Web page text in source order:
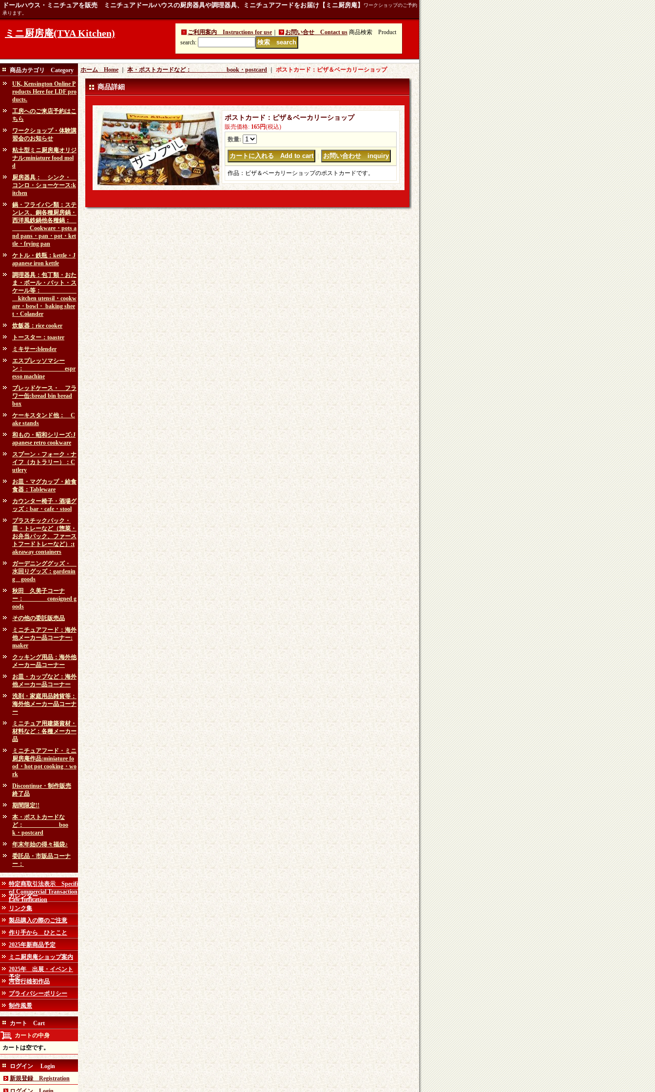
ドールハウス・ミニチュアを販売 ミニチュアドールハウスの厨房器具や調理器具、ミニチュアフードをお届け【ミニ厨房庵】
ワークショップのご予約
承ります。
ミニ厨房庵(TYA Kitchen) ご利用案内 Instructions for use お問い合せ Contact us 商品検索 Product
search:
商品カテゴリ Category
UK, Kensington Online P
roducts Here for LDF pro
ducts.
工房へのご来店予約はこ
ちら
ワークショップ・体験講
習会のお知らせ
粘土型ミニ厨房庵オリジ
ナル:miniature food mol
d
厨房器具： シンク・
コンロ・ショーケース:k
itchen
鍋・フライパン類：ステ
ンレス、銅各種厨房鍋・
西洋風鉄鍋他各種鍋：
Cookware・pots a
nd pans・pan・pot・ket
tle・frying pan
ケトル・鉄瓶：kettle・J
apanese iron kettle
調理器具：包丁類・おた
ま・ボール・バット・ス
ケール等：
kitchen utensil・cookw
are・bowl・ baking shee
t・Colander
炊飯器：rice cooker
トースター：toaster
ミキサー:blender
エスプレッソマシー
ン： espr
esso machine
ブレッドケース・ フラ
ワー缶:bread bin bread
box
ケーキスタンド他： C
ake stands
和もの・昭和シリーズ:J
apanese retro cookware
スプーン・フォーク・ナ
イフ（カトラリー）：C
utlery
お皿・マグカップ・給食
食器：Tableware
カウンター椅子・酒場グ
ッズ：bar・cafe・stool
プラスチックパック・
皿・トレーなど（惣菜・
お弁当パック、ファース
トフードトレーなど）:t
akeaway containers
ガーデニンググッズ・
水回りグッズ：gardenin
g goods
秋田 久美子コーナ
ー： consigned g
oods
その他の委託販売品
ミニチュアフード：海外
他メーカー品コーナー:
maker
クッキング用品：海外他
メーカー品コーナー
お皿・カップなど：海外
他メーカー品コーナー
洗剤・家庭用品雑貨等：
海外他メーカー品コーナ
ー
ミニチュア用建築資材・
材料など：各種メーカー
品
ミニチュアフード・ミニ
厨房庵作品:miniature fo
od・hot pot cooking・wo
rk
Discontinue・制作販売
終了品
期間限定!!
本・ポストカードな
ど： boo
k・postcard
年末年始の得々福袋♪
委託品・市販品コーナ
ー：
特定商取引法表示 Specifi
ed Commercial Transaction
Law Indication
カレンダー
リンク集
製品購入の際のご注意
作り手から ひとこと
2025年新商品予定
ミニ厨房庵ショップ案内
2025年 出展・イベント
予定
河合行雄初作品
プライバシーポリシー
制作風景
カート Cart
カートの中身
カートは空です。
ログイン Login
新規登録 Registration
ホーム Home 本・ポストカードなど： book・postcard ｜ ポストカード：ピザ＆ベーカリーショップ
商品詳細
ポストカード：ピザ＆ベーカリーショップ
販売価格: 165円(税込)
数量:
作品：ピザ＆ベーカリーショップのポストカードです。